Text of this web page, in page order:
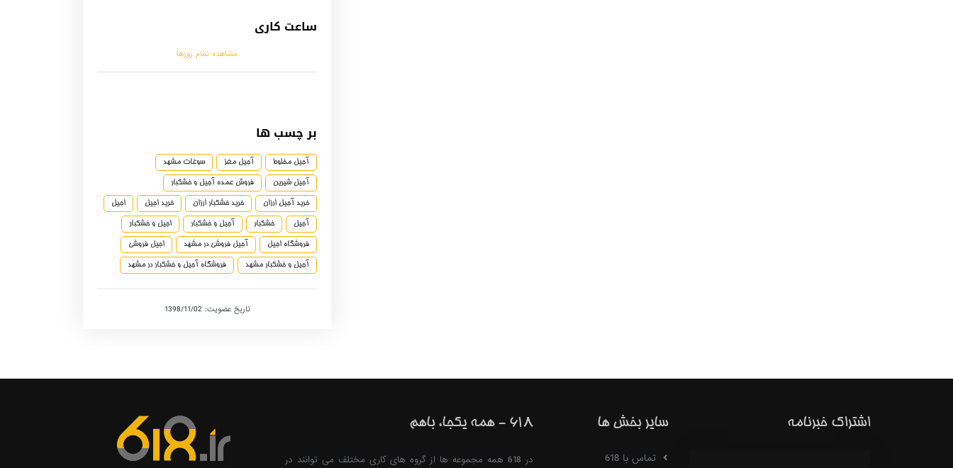
ساعت کاری
مشاهده تمام روزها
بر چسب ها
آجیل مخلوط آجیل مغز سوغات مشهد
آجیل شیرین فروش عمده آجیل و خشکبار
خرید آجیل ارزان خرید خشکبار ارزان خرید اجیل اجیل
آجیل خشکبار آجیل و خشکبار اجیل و خشکبار
فروشگاه اجیل آجیل فروشی در مشهد اجیل فروشی
آجیل و خشکبار مشهد فروشگاه آجیل و خشکبار در مشهد
تاریخ عضویت: 1398/11/02
اشتراک خبرنامه سایر بخش ها
تماس با 618
618 - همه یکجا، باهم
در 618 همه مجموعه ها از گروه های کاری مختلف می توانند در